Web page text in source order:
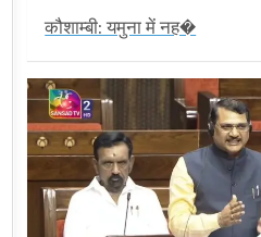
कौशाम्बी: यमुना में नह�